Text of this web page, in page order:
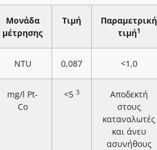
Μονάδα
μέτρησης
Τιμή
Παραμετρική
τιμή1
NTU 0,087 <1,0
mg/l Pt-
Co
<5 3
Αποδεκτή
στους
καταναλωτές
και άνευ
ασυνήθους